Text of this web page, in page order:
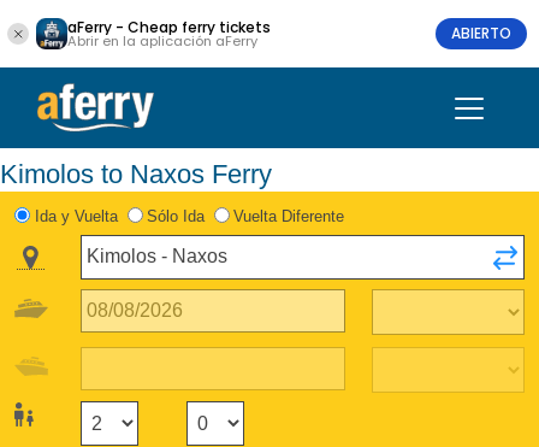
aFerry - Cheap ferry tickets
Abrir en la aplicación aFerry ABIERTO
Kimolos to Naxos Ferry
Ida y Vuelta Sólo Ida Vuelta Diferente